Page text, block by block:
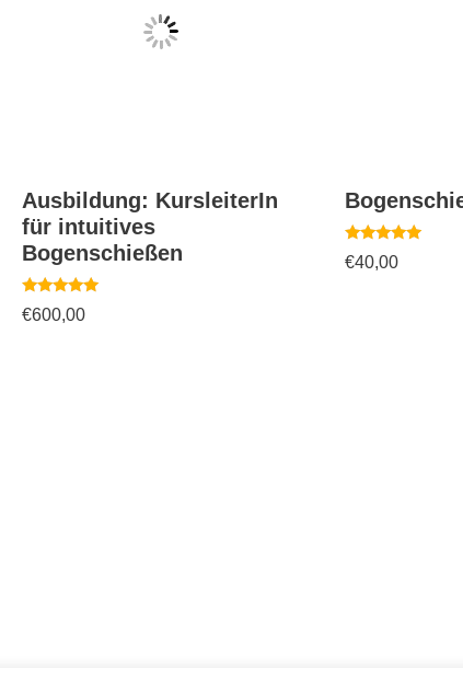
Ausbildung: KursleiterIn
für intuitives
Bogenschießen
Bewertet
mit
€600,00
Bewertet
mit
€40,00